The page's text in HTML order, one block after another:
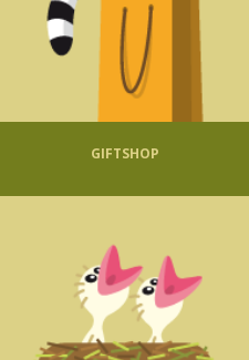
GIFTSHOP